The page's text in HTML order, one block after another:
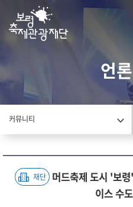
언
커뮤니티
재단 머드축제 도시 '보
이스 수